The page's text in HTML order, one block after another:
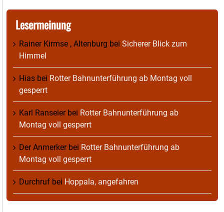
Lesermeinung
Rainer Kirmse , Altenburg bei Sicherer Blick zum
Himmel
Hias bei Rotter Bahnunterführung ab Montag voll
gesperrt
Karl Ranseierbei Rotter Bahnunterführung ab
Montag voll gesperrt
Der Anmerkerbei Rotter Bahnunterführung ab
Montag voll gesperrt
Durchruf bei Hoppala, angefahren